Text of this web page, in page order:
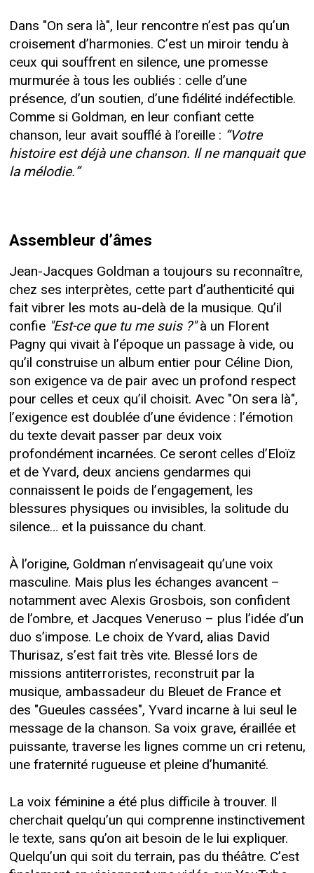
Dans "On sera là", leur rencontre n’est pas qu’un
croisement d’harmonies. C’est un miroir tendu à
ceux qui souffrent en silence, une promesse
murmurée à tous les oubliés : celle d’une
présence, d’un soutien, d’une fidélité indéfectible.
Comme si Goldman, en leur confiant cette
chanson, leur avait soufflé à l’oreille : “Votre
histoire est déjà une chanson. Il ne manquait que
la mélodie.”
Assembleur d’âmes
Jean-Jacques Goldman a toujours su reconnaître,
chez ses interprètes, cette part d’authenticité qui
fait vibrer les mots au-delà de la musique. Qu’il
confie "Est-ce que tu me suis ?"à un Florent
Pagny qui vivait à l’époque un passage à vide, ou
qu’il construise un album entier pour Céline Dion,
son exigence va de pair avec un profond respect
pour celles et ceux qu’il choisit. Avec "On sera là",
l’exigence est doublée d’une évidence : l’émotion
du texte devait passer par deux voix
profondément incarnées. Ce seront celles d’Eloïz
et de Yvard, deux anciens gendarmes qui
connaissent le poids de l’engagement, les
blessures physiques ou invisibles, la solitude du
silence… et la puissance du chant.
À l’origine, Goldman n’envisageait qu’une voix
masculine. Mais plus les échanges avancent –
notamment avec Alexis Grosbois, son confident
de l’ombre, et Jacques Veneruso – plus l’idée d’un
duo s’impose. Le choix de Yvard, alias David
Thurisaz, s’est fait très vite. Blessé lors de
missions antiterroristes, reconstruit par la
musique, ambassadeur du Bleuet de France et
des "Gueules cassées", Yvard incarne à lui seul le
message de la chanson. Sa voix grave, éraillée et
puissante, traverse les lignes comme un cri retenu,
une fraternité rugueuse et pleine d’humanité.
La voix féminine a été plus difficile à trouver. Il
cherchait quelqu’un qui comprenne instinctivement
le texte, sans qu’on ait besoin de le lui expliquer.
Quelqu’un qui soit du terrain, pas du théâtre. C’est